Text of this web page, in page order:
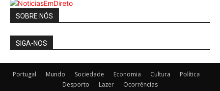
SOBRE NÓS
SIGA-NOS
Portugal Mundo Sociedade Economia Cultura
Política
Desporto
Lazer Ocorrências